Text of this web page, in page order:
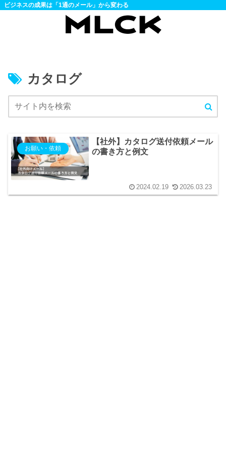
ビジネスの成果は「1通のメール」から変わる
カタログ
お願い・依頼
【社外】カタログ送付依頼メール
の書き方と例文
2024.02.19 2026.03.23